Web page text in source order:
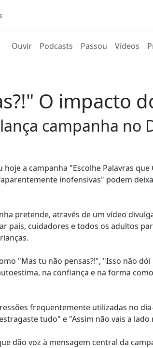
Ouvir(current)
Podcasts Passou Vídeos
O impacto
campanha no
a campanha "Escolhe Palavras
inofensivas" podem
pretende, através de um vídeo
pais, cuidadores e todos os adultos
"Mas tu não pensas?!", "Isso não
na confiança e na forma
frequentemente utilizadas no
tudo" e "Assim não vais a
dão voz à mensagem central da